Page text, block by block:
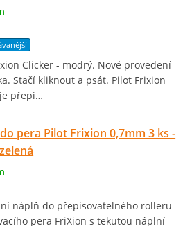
Clicker - modrý. Nové provedení
Stačí kliknout a psát. Pilot Frixion
přepi…
pera Pilot Frixion 0,7mm 3 ks -
náplň do přepisovatelného rolleru
pera FriXion s tekutou náplní